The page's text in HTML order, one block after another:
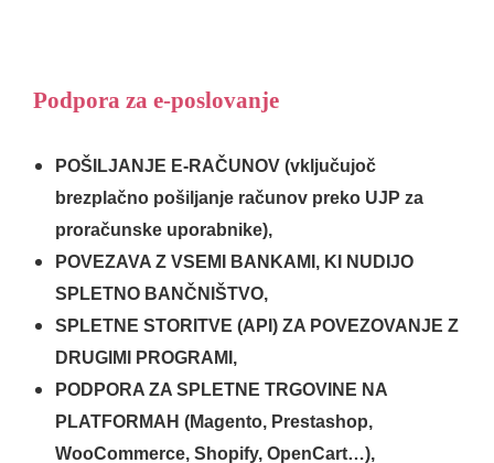
Podpora za e-poslovanje
POŠILJANJE E-RAČUNOV (vključujoč
brezplačno pošiljanje računov preko UJP za
proračunske uporabnike),
POVEZAVA Z VSEMI BANKAMI, KI NUDIJO
SPLETNO BANČNIŠTVO,
SPLETNE STORITVE (API) ZA POVEZOVANJE Z
DRUGIMI PROGRAMI,
PODPORA ZA SPLETNE TRGOVINE NA
PLATFORMAH (Magento, Prestashop,
WooCommerce, Shopify, OpenCart…),